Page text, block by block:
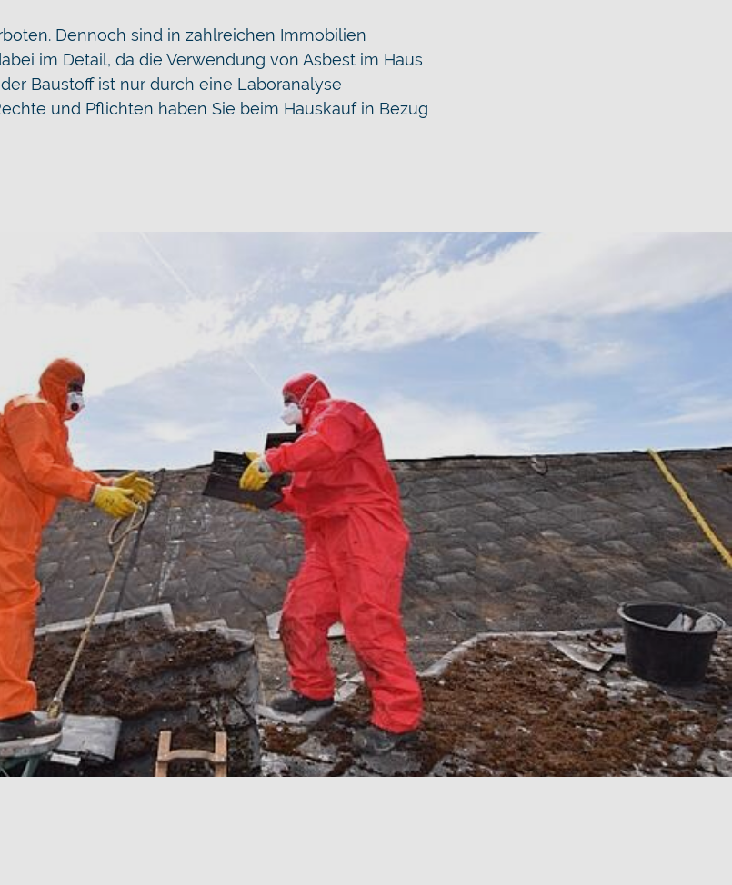
Dennoch sind in zahlreichen Immobilien
im Detail, da die Verwendung von Asbest im Haus
Baustoff ist nur durch eine Laboranalyse
und Pflichten haben Sie beim Hauskauf in Bezug